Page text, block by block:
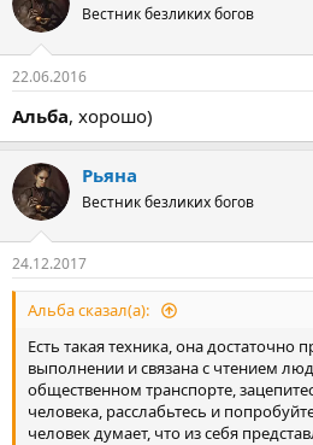
Вестник безликих богов
22.06.2016
Альба, хорошо)
Рьяна
Вестник безликих богов
24.12.2017
Альба сказал(а):
Есть такая техника, она достаточно
выполнении и связана с чтением
общественном транспорте,
человека, расслабьтесь и
человек думает, что из себя